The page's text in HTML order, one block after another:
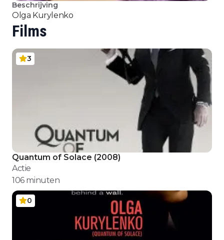
Beschrijving
Olga Kurylenko
Films
3
Quantum of Solace (2008)
Actie
106minuten
0